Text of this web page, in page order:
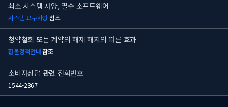
최소 시스템 사양, 필수 소프트웨어
시스템 요구사항참조
청약철회 또는 계약의 해제 해지의 따른 효과
환불정책안내참조
소비자상담 관련 전화번호
1544-2367